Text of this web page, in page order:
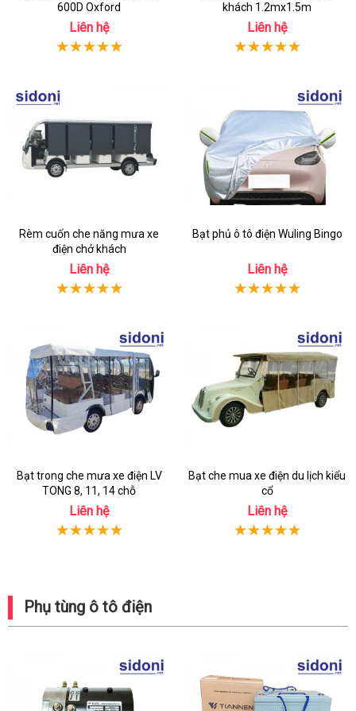
600D Oxford
Liên hệ
khách 1.2mx1.5m
Liên hệ
Rèm cuốn che năng mưa xe
điện chở khách
Liên hệ
Bạt phủ ô tô điện Wuling Bingo
Liên hệ
Bạt trong che mưa xe điện LV
TONG 8, 11, 14 chỗ
Liên hệ
Bạt che mua xe điện du lịch kiểu
cổ
Liên hệ
Phụ tùng ô tô điện